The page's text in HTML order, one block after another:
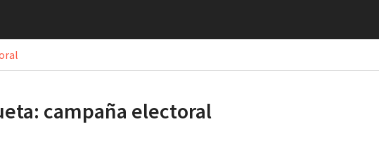
una
con
e
campaña electoral